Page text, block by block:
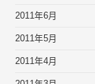
2011年6月
2011年5月
2011年4月